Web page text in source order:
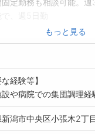
の方も歓迎します。
下処理、仕込み
け、配膳準備
や調理器具の洗浄
の清掃、整理整頓
囲:会社の定める業務
もっと見る
な経験等】
や病院での集団調理経
新潟市中央区小張木2丁